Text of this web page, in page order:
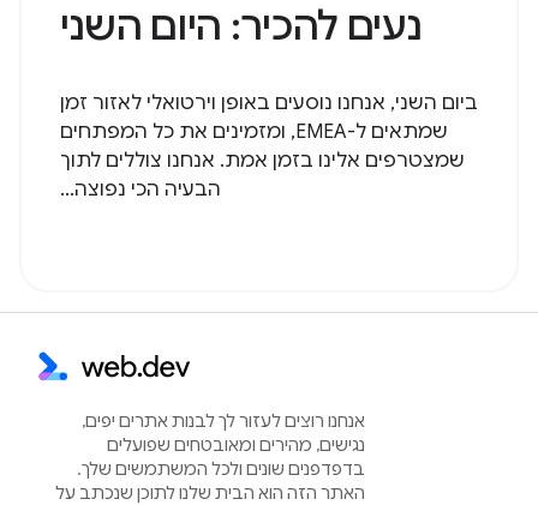
נעים להכיר: היום השני
ביום השני, אנחנו נוסעים באופן וירטואלי לאזור זמן
שמתאים ל-EMEA, ומזמינים את כל המפתחים
שמצטרפים אלינו בזמן אמת. אנחנו צוללים לתוך
הבעיה הכי נפוצה...
אנחנו רוצים לעזור לך לבנות אתרים יפים,
נגישים, מהירים ומאובטחים שפועלים
בדפדפנים שונים ולכל המשתמשים שלך.
האתר הזה הוא הבית שלנו לתוכן שנכתב על